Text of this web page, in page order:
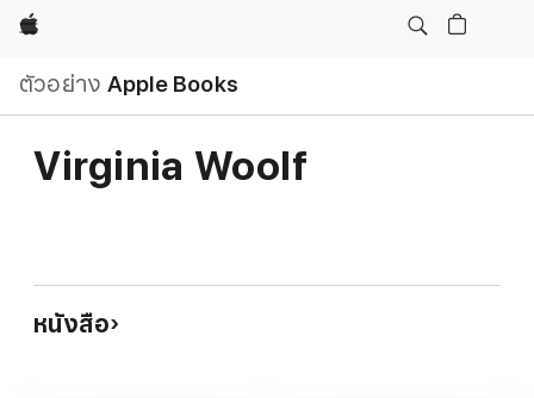
Apple
ตัวอย่าง Apple Books
Virginia Woolf
หนังสือ